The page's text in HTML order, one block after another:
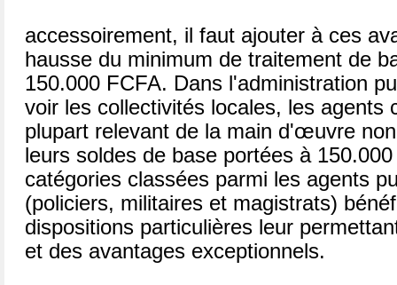
accessoirement, il faut ajouter à ces
hausse du minimum de traitement de
150.000 FCFA. Dans l'administration
voir les collectivités locales, les agents
plupart relevant de la main d'œuvre
leurs soldes de base portées à
catégories classées parmi les agents
(policiers, militaires et magistrats)
dispositions particulières leur
et des avantages exceptionnels.